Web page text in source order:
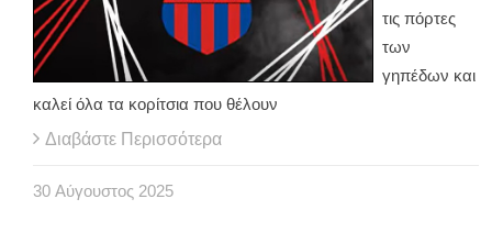
τις πόρτες
των
γηπέδων και
καλεί όλα τα κορίτσια που θέλουν
Διαβάστε Περισσότερα
30 Αύγουστος 2025